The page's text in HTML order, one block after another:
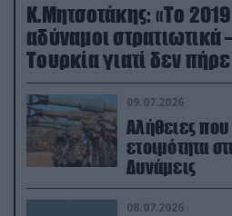
Κ.Μητσοτάκης: «Το
αδύναμοι στρατιωτικά
Τουρκία γιατί δεν
(βίντεο)
09.07.2026
Αλήθειες
ετοιμότητα
Δυνάμεις
08.07.2026